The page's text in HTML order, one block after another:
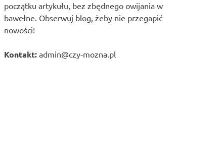
początku artykułu, bez zbędnego owijania w
bawełne. Obserwuj blog, żeby nie przegapić
nowości!
Kontakt: admin@czy-mozna.pl